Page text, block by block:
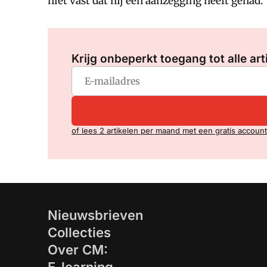
Krijg onbeperkt toegang tot alle
of lees 2 artikelen per maand met een gratis account
Nieuwsbrieven
Collecties
Over CM: